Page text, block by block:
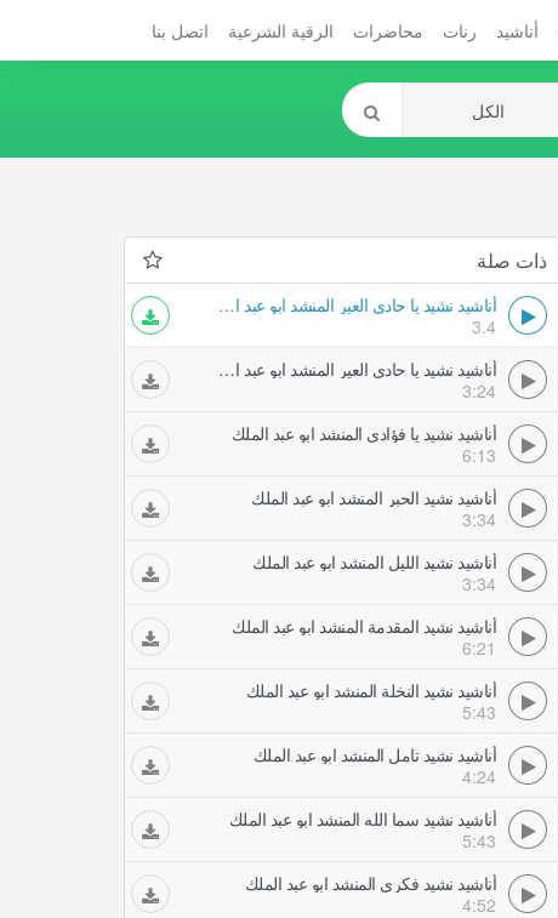
أناشيد رنات محاضرات الرقية الشرعية اتصل بنا
ذات صلة
أناشيد نشيد يا حادي العير المنشد ابو عبد الملك
3.4
أناشيد نشيد يا حادي العير المنشد ابو عبد الملك
3:24
أناشيد نشيد يا فؤادي المنشد ابو عبد الملك
6:13
أناشيد نشيد الحبر المنشد ابو عبد الملك
3:34
أناشيد نشيد الليل المنشد ابو عبد الملك
3:34
أناشيد نشيد المقدمة المنشد ابو عبد الملك
6:21
أناشيد نشيد النخلة المنشد ابو عبد الملك
5:43
أناشيد نشيد تامل المنشد ابو عبد الملك
4:24
أناشيد نشيد سما الله المنشد ابو عبد الملك
5:43
أناشيد نشيد فكري المنشد ابو عبد الملك
4:52